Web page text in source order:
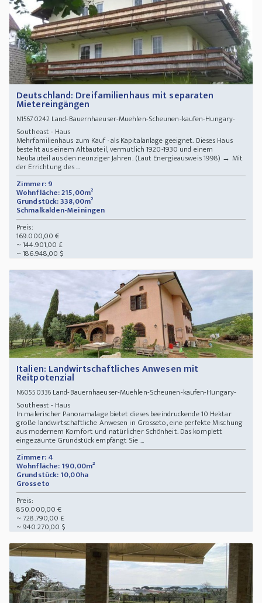
Deutschland: Dreifamilienhaus mit separaten
Mietereingängen
N15670242Land-Bauernhaeuser-Muehlen-Scheunen-kaufen-Hungary-
Southeast - Haus
Mehrfamilienhaus zum Kauf · als Kapitalanlage geeignet. Dieses Haus
besteht aus einem Altbauteil, vermutlich 1920-1930 und einem
Neubauteil aus den neunziger Jahren. (Laut Energieausweis 1998) → Mit
der Errichtung des ...
Zimmer: 9
Wohnfläche: 215,00m²
Grundstück: 338,00m²
Schmalkalden-Meiningen
Preis:
169.000,00 €
~ 144.901,00 £
~ 186.948,00 $
Italien: Landwirtschaftliches Anwesen mit
Reitpotenzial
N60550336Land-Bauernhaeuser-Muehlen-Scheunen-kaufen-Hungary-
Southeast - Haus
In malerischer Panoramalage bietet dieses beeindruckende 10 Hektar
große landwirtschaftliche Anwesen in Grosseto, eine perfekte Mischung
aus modernem Komfort und natürlicher Schönheit. Das komplett
eingezäunte Grundstück empfängt Sie ...
Zimmer: 4
Wohnfläche: 190,00m²
Grundstück: 10,00ha
Grosseto
Preis:
850.000,00 €
~ 728.790,00 £
~ 940.270,00 $